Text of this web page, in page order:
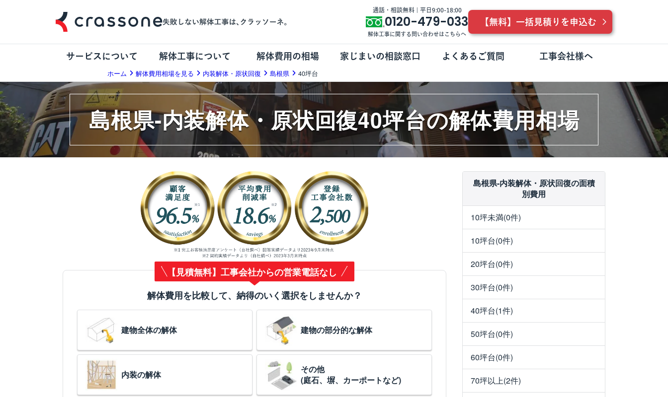
通話・相談無料 | 平日9:00-18:00
0120-479-033
解体工事に関する問い合わせはこちらへ
【無料】一括見積りを申込む
サービスについて 解体工事について 解体費用の相場 家じまいの相談窓口 よくあるご質問 工事会社様へ
ホーム 解体費用相場を見る 内装解体・原状回復 島根県 40坪台
島根県-内装解体・原状回復40坪台の解体費用相場
【見積無料】工事会社からの営業電話なし
解体費用を比較して、納得のいく選択をしませんか？
建物全体の解体 建物の部分的な解体
内装の解体
その他
(庭石、塀、カーポートなど)
島根県-内装解体・原状回復の面積
別費用
10坪未満(0件)
10坪台(0件)
20坪台(0件)
30坪台(0件)
40坪台(1件)
50坪台(0件)
60坪台(0件)
70坪以上(2件)